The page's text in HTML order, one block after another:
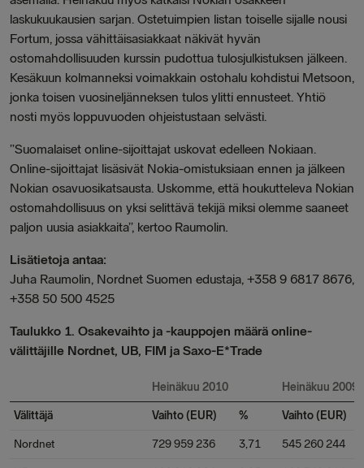
laskukuukausien sarjan. Ostetuimpien listan toiselle sijalle nousi
Fortum, jossa vähittäisasiakkaat näkivät hyvän
ostomahdollisuuden kurssin pudottua tulosjulkistuksen jälkeen.
Kesäkuun kolmanneksi voimakkain ostohalu kohdistui Metsoon,
jonka toisen vuosineljänneksen tulos ylitti ennusteet. Yhtiö
nosti myös loppuvuoden ohjeistustaan selvästi.
”Suomalaiset online-sijoittajat uskovat edelleen Nokiaan.
Online-sijoittajat lisäsivät Nokia-omistuksiaan ennen ja jälkeen
Nokian osavuosikatsausta. Uskomme, että houkutteleva Nokian
ostomahdollisuus on yksi selittävä tekijä miksi olemme saaneet
paljon uusia asiakkaita”, kertoo Raumolin.
Lisätietoja antaa:
Juha Raumolin, Nordnet Suomen edustaja, +358 9 6817 8676,
+358 50 500 4525
Taulukko 1. Osakevaihto ja -kauppojen määrä online-
välittäjille Nordnet, UB, FIM ja Saxo-E*Trade
Heinäkuu 2010 Heinäkuu 2009
Välittäjä Vaihto (EUR) % Vaihto (EUR)
Nordnet 729 959 236 3,71 545 260 244